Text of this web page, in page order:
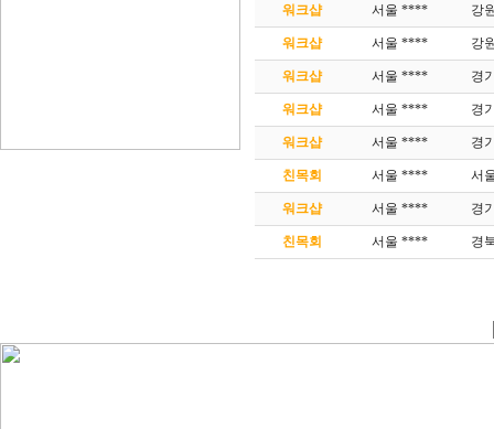
워크샵 서울 **** 강
워크샵 서울 **** 강
워크샵 서울 **** 경
워크샵 서울 **** 경
워크샵 서울 **** 경
친목회 서울 **** 서
워크샵 서울 **** 경
친목회 서울 **** 경